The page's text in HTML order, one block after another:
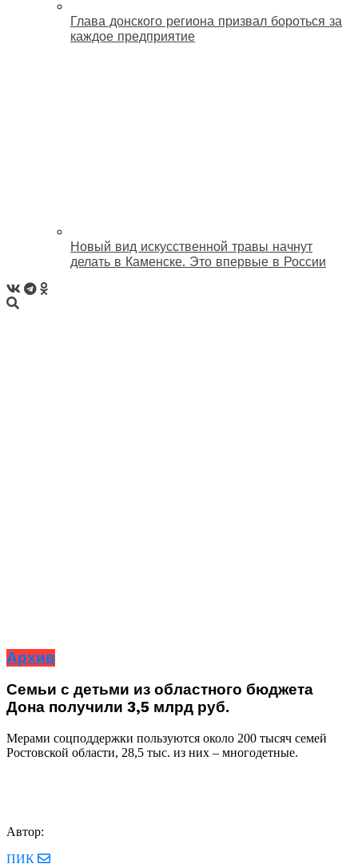
Глава донского региона призвал бороться за
каждое предприятие
Новый вид искусственной травы начнут
делать в Каменске. Это впервые в России
Архив
Семьи с детьми из областного бюджета
Дона получили 3,5 млрд руб.
Мерами соцподдержки пользуются около 200 тысяч семей
Ростовской области, 28,5 тыс. из них – многодетные.
Автор:
ПИК